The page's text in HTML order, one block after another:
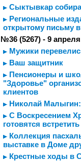
Сыктывкар
Региональные
открытому письму
№36 (5267) - 9 апреля
Мужики
Ваш защитник
Пенсионеры и
"Здоровье"
клиентов
Николай Малыгин:
С Воскресением
готовятся
Коллекция
выставке в Доме
Крестные ходы в